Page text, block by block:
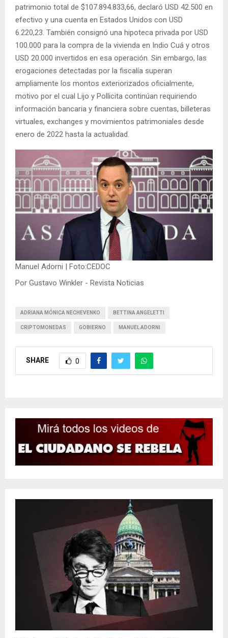
patrimonio total de $107.894.833,66, declaró USD 42.500 en
efectivo y una cuenta en Estados Unidos con USD
6.220,23. También consignó una hipoteca privada por USD
100.000 para la compra de la vivienda en Indio Cuá y otros
USD 20.000 invertidos en esa operación. Sin embargo, las
erogaciones detectadas por la fiscalía superan
ampliamente los montos exteriorizados oficialmente,
motivo por el cual Lijo y Pollicita continúan requiriendo
información bancaria y financiera sobre cuentas, billeteras
virtuales, exchanges y movimientos patrimoniales desde
enero de 2022 hasta la actualidad.
Manuel Adorni | Foto:CEDOC
Por Gustavo Winkler - Revista Noticias
ADRIANA MÓNICA NECHEVENKO BETTINA ANGELETTI
CRIPTOMONEDAS GOBIERNO MANUEL ADORNI
SHARE 0